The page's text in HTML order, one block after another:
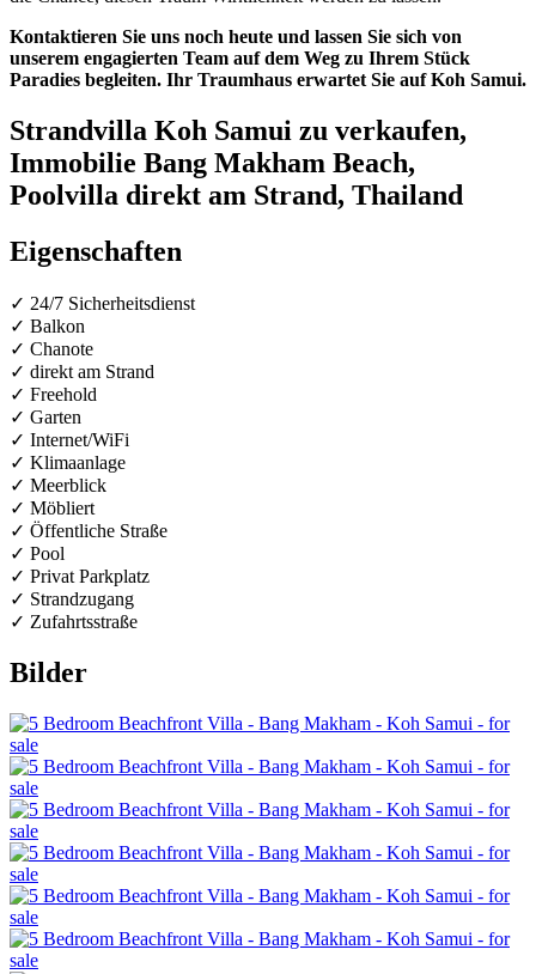
Kontaktieren Sie uns noch heute und lassen Sie sich von
unserem engagierten Team auf dem Weg zu Ihrem Stück
Paradies begleiten. Ihr Traumhaus erwartet Sie auf Koh Samui.
Strandvilla Koh Samui zu verkaufen,
Immobilie Bang Makham Beach,
Poolvilla direkt am Strand, Thailand
Eigenschaften
✓ 24/7 Sicherheitsdienst
✓ Balkon
✓ Chanote
✓ direkt am Strand
✓ Freehold
✓ Garten
✓ Internet/WiFi
✓ Klimaanlage
✓ Meerblick
✓ Möbliert
✓ Öffentliche Straße
✓ Pool
✓ Privat Parkplatz
✓ Strandzugang
✓ Zufahrtsstraße
Bilder